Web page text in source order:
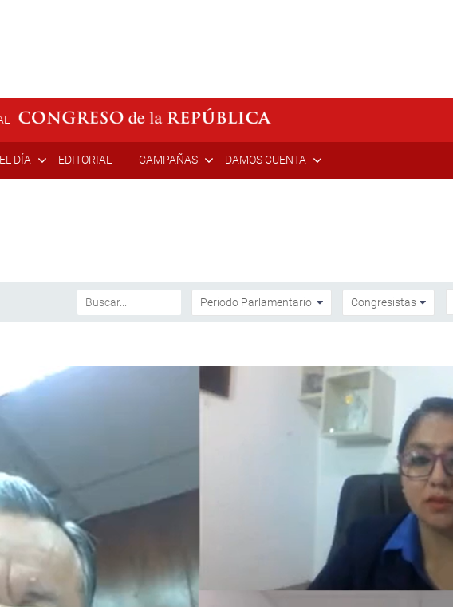
DÍA EDITORIAL CAMPAÑAS DAMOS CUENTA